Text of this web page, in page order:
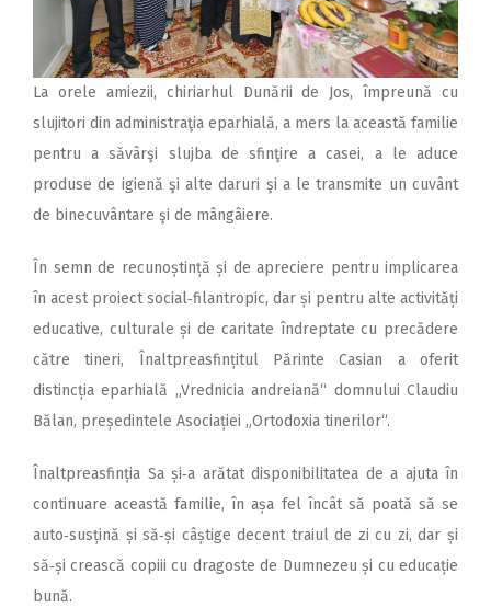
La orele amiezii, chiriarhul Dunării de Jos, împreună cu
slujitori din administraţia eparhială, a mers la această familie
pentru a săvârşi slujba de sfinţire a casei, a le aduce
produse de igienă şi alte daruri şi a le transmite un cuvânt
de binecuvântare şi de mângâiere.
În semn de recunoștință și de apreciere pentru implicarea
în acest proiect social‑filantropic, dar și pentru alte activități
educative, culturale și de caritate îndreptate cu precădere
către tineri, Înaltpreasfințitul Părinte Casian a oferit
distincția eparhială „Vrednicia andreiană“ domnului Claudiu
Bălan, președintele Asociației „Ortodoxia tinerilor“.
Înaltpreasfinția Sa și‑a arătat disponibilitatea de a ajuta în
continuare această familie, în așa fel încât să poată să se
auto‑susțină și să‑și câștige decent traiul de zi cu zi, dar și
să‑și crească copiii cu dragoste de Dumnezeu și cu educație
bună.